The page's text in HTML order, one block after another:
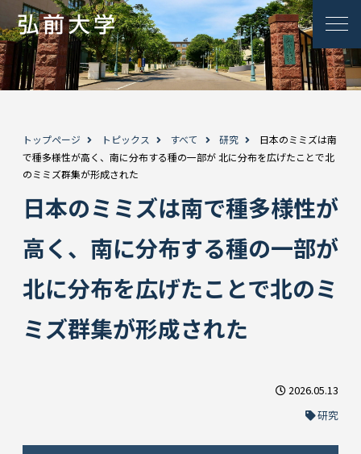
トップページ トピックス すべて 研究
日本のミミズは南
で種多様性が高く、南に分布する種の一部が 北に分布を広げたことで北
のミミズ群集が形成された
日本のミミズは南で種多様性が
高く、南に分布する種の一部が
北に分布を広げたことで北のミ
ミズ群集が形成された
2026.05.13
研究